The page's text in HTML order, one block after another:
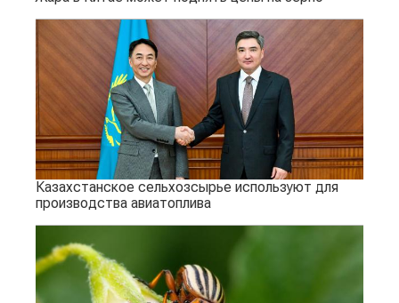
Казахстанское сельхозсырье используют для
производства авиатоплива